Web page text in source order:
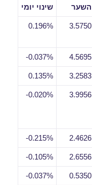
השער שינוי יומי
3.5750
0.196%
4.5695
0.037%-
3.2583
0.135%
3.9956
0.020%-
2.4626
0.215%-
2.6556
0.105%-
0.5350
0.037%-